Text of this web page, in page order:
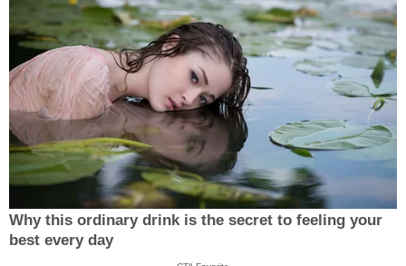
Why this ordinary drink is the secret to feeling your
best every day